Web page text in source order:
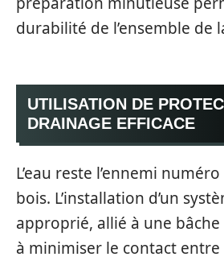
durabilité de l’ensemble de
UTILISATION DE
DRAINAGE EFFICACE
L’eau reste l’ennemi
bois. L’installation d’un
approprié, allié à une
à minimiser le contact entre